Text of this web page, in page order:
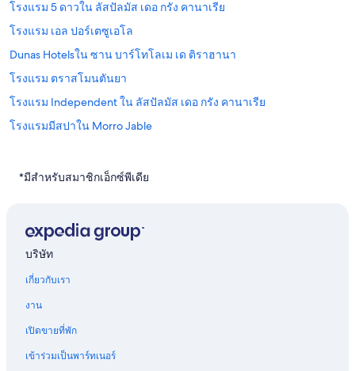
โรงแรม 5 ดาวใน ลัสปัลมัส เดอ กรัง คานาเรีย
โรงแรม เอล ปอร์เตซูเอโล
Dunas Hotelsใน ซาน บาร์โทโลเม เด ติราฮานา
โรงแรม ตราสโมนตันยา
โรงแรม Independent ใน ลัสปัลมัส เดอ กรัง คานาเรีย
โรงแรมมีสปาใน Morro Jable
โรงแรม Tías
โรงแรม The Warm Side ใน Teror
โรงแรม ลอสโมโฆเนส
เรือนแพ ใน La Vegueta
*มีสำหรับสมาชิกเอ็กซ์พีเดีย
บริษัท
เกี่ยวกับเรา
งาน
เปิดขายที่พัก
เข้าร่วมเป็นพาร์ทเนอร์